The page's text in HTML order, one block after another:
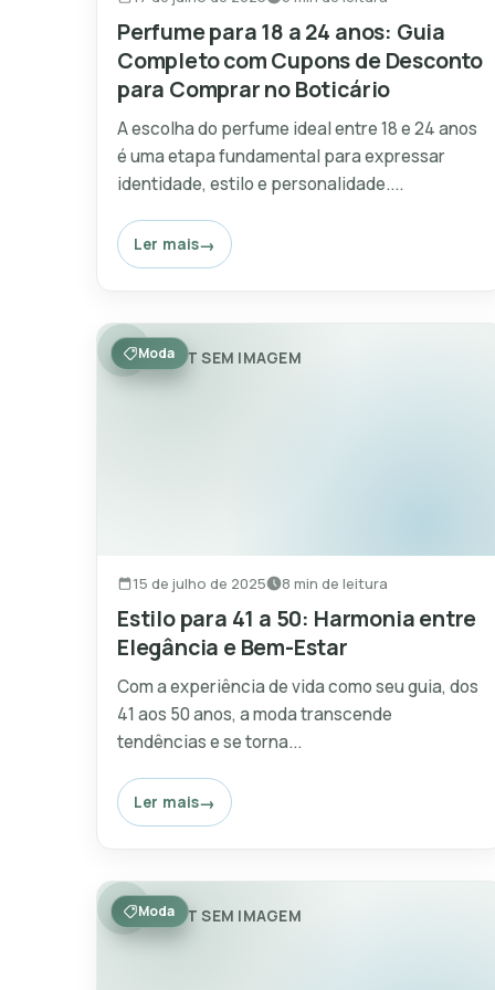
Perfume para 18 a 24 anos: Guia
Completo com Cupons de Desconto
para Comprar no Boticário
A escolha do perfume ideal entre 18 e 24 anos
é uma etapa fundamental para expressar
identidade, estilo e personalidade....
Ler mais
POST SEM IMAGEM
Moda
15 de julho de 2025 8 min de leitura
Estilo para 41 a 50: Harmonia entre
Elegância e Bem-Estar
Com a experiência de vida como seu guia, dos
41 aos 50 anos, a moda transcende
tendências e se torna...
Ler mais
POST SEM IMAGEM
Moda